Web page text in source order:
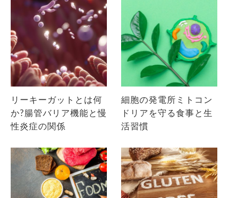
リーキーガットとは何
か?腸管バリア機能と慢
性炎症の関係
細胞の発電所ミトコン
ドリアを守る食事と生
活習慣